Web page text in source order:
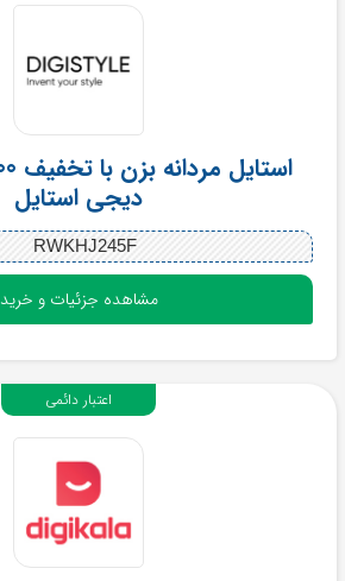
دیجی استایل
RWKHJ245F
مشاهده جزئیات و خرید
اعتبار دائمی